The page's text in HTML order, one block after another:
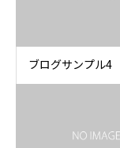
ブログサンプル4